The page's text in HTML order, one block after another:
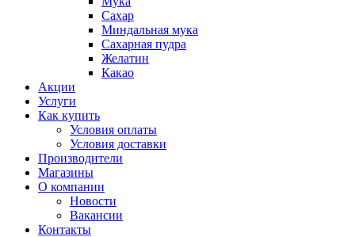
Сахар
Миндальная мука
Сахарная пудра
Желатин
Какао
Акции
Услуги
Как купить
Условия оплаты
Условия доставки
Производители
Магазины
О компании
Новости
Вакансии
Контакты